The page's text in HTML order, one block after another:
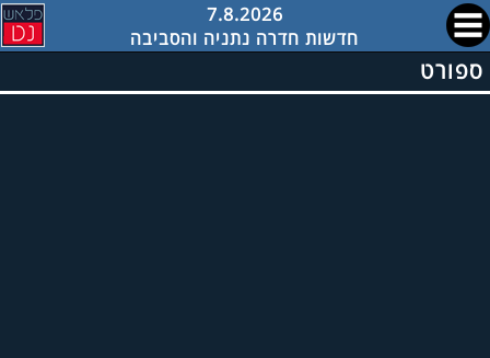
7.8.2026
חדשות חדרה נתניה והסביבה
ספורט